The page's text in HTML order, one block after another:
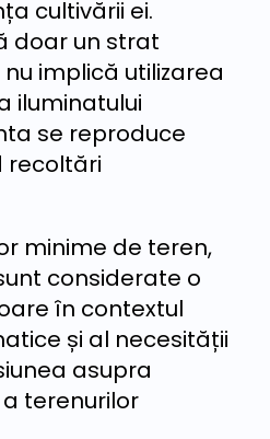
cultivării ei.
doar un strat
implică utilizarea
iluminatului
se reproduce
recoltări
minime de teren,
considerate o
în contextul
și al necesității
asupra
terenurilor